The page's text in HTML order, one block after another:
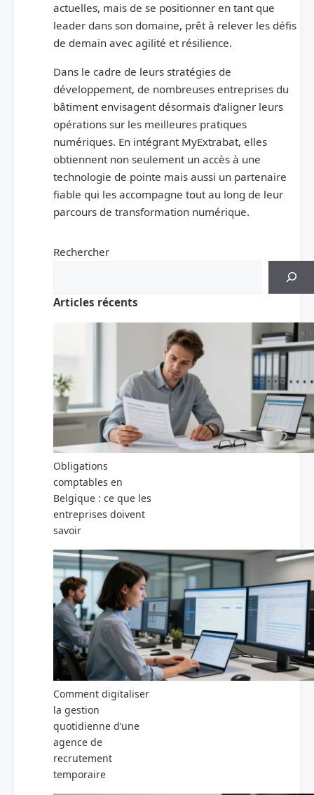
actuelles, mais de se positionner en tant que
leader dans son domaine, prêt à relever les défis
de demain avec agilité et résilience.
Dans le cadre de leurs stratégies de
développement, de nombreuses entreprises du
bâtiment envisagent désormais d’aligner leurs
opérations sur les meilleures pratiques
numériques. En intégrant MyExtrabat, elles
obtiennent non seulement un accès à une
technologie de pointe mais aussi un partenaire
fiable qui les accompagne tout au long de leur
parcours de transformation numérique.
Rechercher
Articles récents
Obligations
comptables en
Belgique : ce que les
entreprises doivent
savoir
Comment digitaliser
la gestion
quotidienne d’une
agence de
recrutement
temporaire